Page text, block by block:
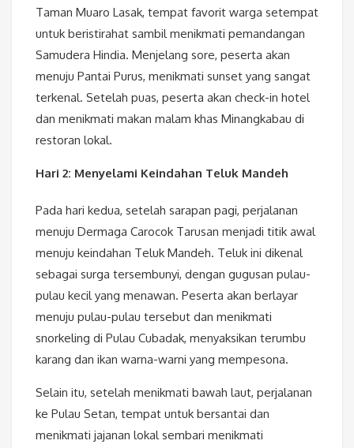
Taman Muaro Lasak, tempat favorit warga setempat
untuk beristirahat sambil menikmati pemandangan
Samudera Hindia. Menjelang sore, peserta akan
menuju Pantai Purus, menikmati sunset yang sangat
terkenal. Setelah puas, peserta akan check-in hotel
dan menikmati makan malam khas Minangkabau di
restoran lokal.
Hari 2: Menyelami Keindahan Teluk Mandeh
Pada hari kedua, setelah sarapan pagi, perjalanan
menuju Dermaga Carocok Tarusan menjadi titik awal
menuju keindahan Teluk Mandeh. Teluk ini dikenal
sebagai surga tersembunyi, dengan gugusan pulau-
pulau kecil yang menawan. Peserta akan berlayar
menuju pulau-pulau tersebut dan menikmati
snorkeling di Pulau Cubadak, menyaksikan terumbu
karang dan ikan warna-warni yang mempesona.
Selain itu, setelah menikmati bawah laut, perjalanan
ke Pulau Setan, tempat untuk bersantai dan
menikmati jajanan lokal sembari menikmati